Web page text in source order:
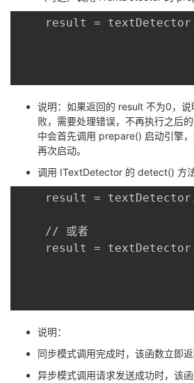
说明：如果返回的 result 不为0，
败，需要处理错误，不再执行之后
中会首先调用 prepare() 启动引擎
再次启动。
调用 ITextDetector 的 detect() 方法
说明：
同步模式调用完成时，该函数立即返
异步模式调用请求发送成功时，该